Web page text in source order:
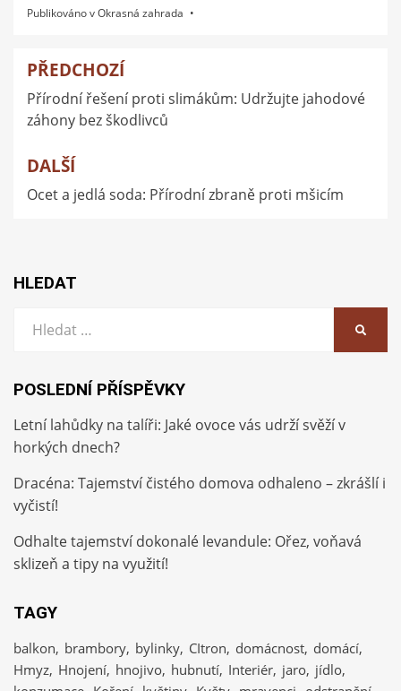
Publikováno vOkrasná zahrada
Navigace
pro
příspěvek
PŘEDCHOZÍ
Přírodní řešení proti slimákům: Udržujte jahodové
záhony bez škodlivců
DALŠÍ
Ocet a jedlá soda: Přírodní zbraně proti mšicím
HLEDAT
POSLEDNÍ PŘÍSPĚVKY
Letní lahůdky na talíři: Jaké ovoce vás udrží svěží v
horkých dnech?
Dracéna: Tajemství čistého domova odhaleno – zkrášlí i
vyčistí!
Odhalte tajemství dokonalé levandule: Ořez, voňavá
sklizeň a tipy na využití!
TAGY
balkon brambory bylinky CItron domácnost domácí
Hmyz Hnojení hnojivo hubnutí Interiér jaro jídlo